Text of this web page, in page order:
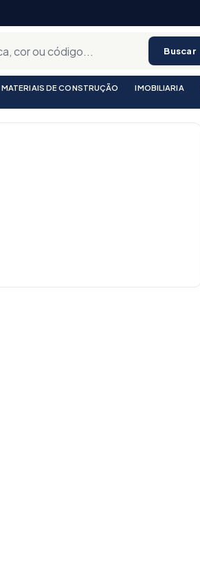
Buscar
MATERIAIS DE CONSTRUÇÃO IMOBILIARIA